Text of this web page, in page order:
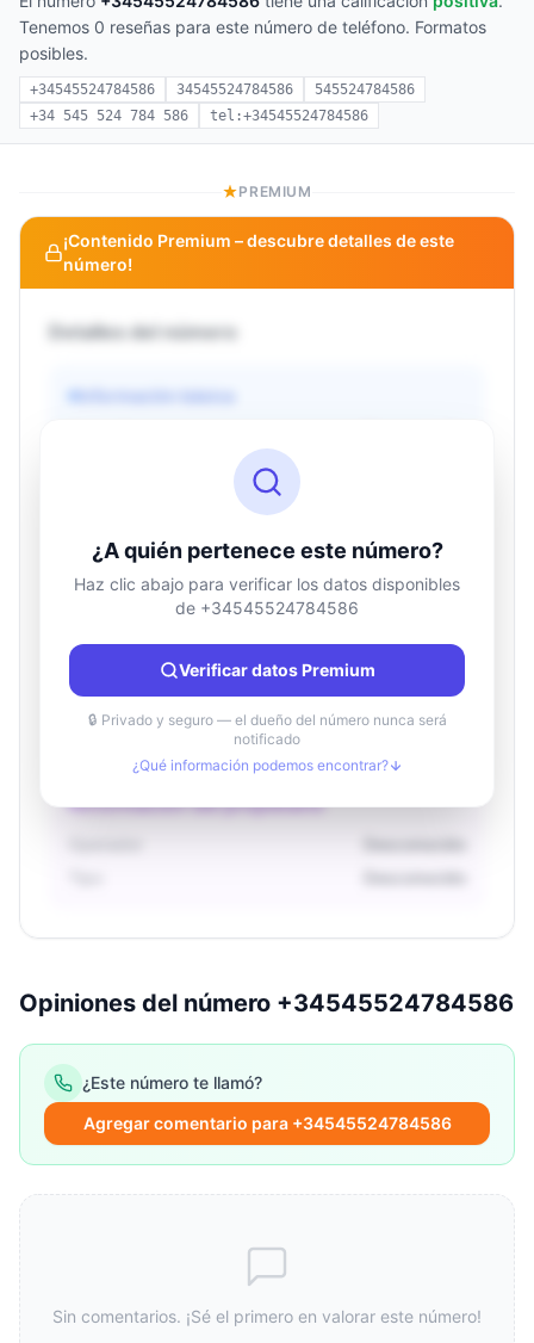
Tenemos 0 reseñas para este número de teléfono. Formatos
posibles.
+34545524784586 34545524784586
545524784586
+34 545 524 784 586
tel:+34545524784586
PREMIUM
¡Contenido Premium – descubre detalles de este
número!
Detalles del número
Información básica
Información de ubicación
País
Desconocido
Ciudad
Desconocido
Región
Desconocido
Información del propietario
¿A quién pertenece este número?
Haz clic abajo para verificar los datos disponibles
de +34545524784586
Verificar datos Premium
🔒 Privado y seguro — el dueño del número nunca será
notificado
¿Qué información podemos encontrar?
Opiniones del número +34545524784586
¿Este número te llamó?
Agregar comentario para +34545524784586
Sin comentarios. ¡Sé el primero en valorar este número!